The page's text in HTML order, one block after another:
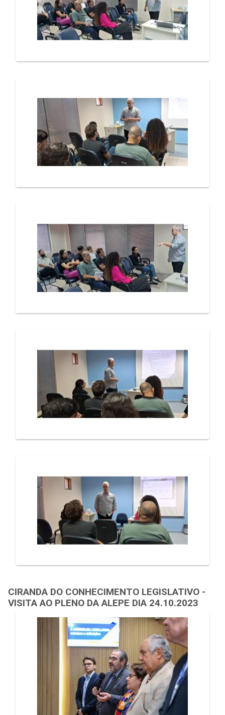
CIRANDA DO CONHECIMENTO LEGISLATIVO -
VISITA AO PLENO DA ALEPE DIA 24.10.2023
Galeria de Mídias